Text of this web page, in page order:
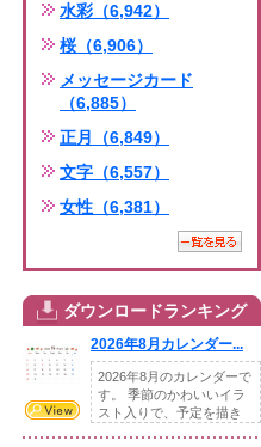
水彩（6,942）
桜（6,906）
メッセージカード
（6,885）
正月（6,849）
文字（6,557）
女性（6,381）
ダウンロードランキング
2026年8月カレンダー...
2026年8月のカレンダーで
す。 季節のかわいいイラ
スト入りで、予定を描き